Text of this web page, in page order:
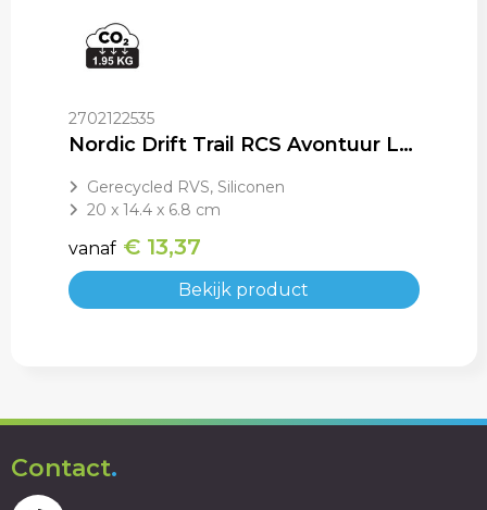
2702122535
Nordic Drift Trail RCS Avontuur Lunchbox 1200ML
Gerecycled RVS, Siliconen
20 x 14.4 x 6.8 cm
vanaf € 13,37
Bekijk product
Contact.